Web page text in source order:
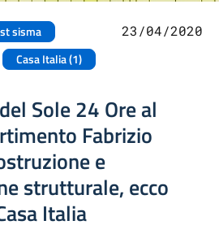
sisma
Casa Italia (1)
23/04/2020
Sole 24 Ore al
Fabrizio
e
strutturale, ecco
Italia